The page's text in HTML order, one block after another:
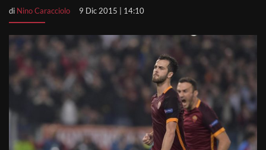
di Nino Caracciolo 9 Dic 2015 | 14:10